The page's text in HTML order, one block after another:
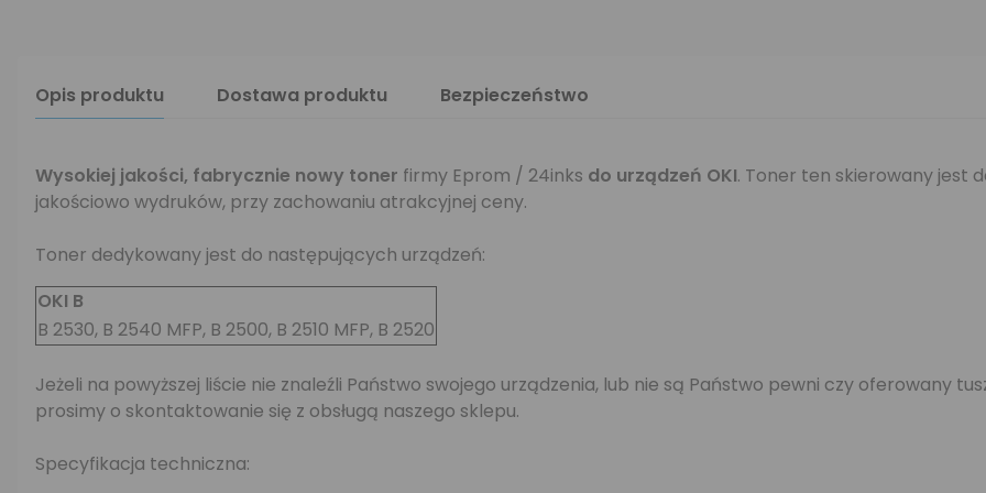
Opis produktu Dostawa produktu Bezpieczeństwo
Wysokiej jakości, fabrycznie nowy toner firmy Eprom / 24inks do urządzeń OKI. Toner ten skierowany jest
jakościowo wydruków, przy zachowaniu atrakcyjnej ceny.
Toner dedykowany jest do następujących urządzeń:
OKI B
B 2530, B 2540 MFP, B 2500, B 2510 MFP, B 2520
Jeżeli na powyższej liście nie znaleźli Państwo swojego urządzenia, lub nie są Państwo pewni czy oferowany
prosimy o skontaktowanie się z obsługą naszego sklepu.
Specyfikacja techniczna: